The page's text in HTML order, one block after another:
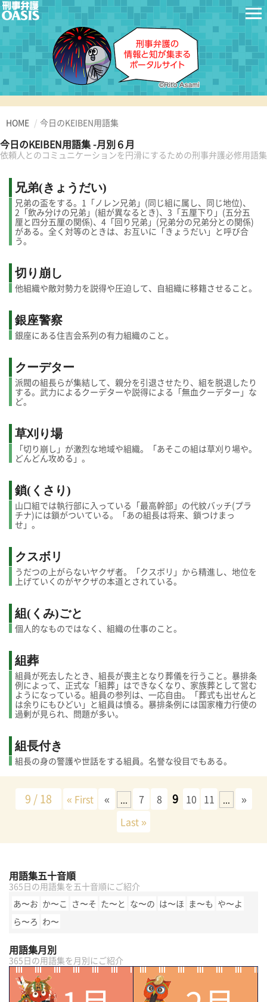
HOME 今日のKEIBEN用語集
今日のKEIBEN用語集 -月別６月
依頼人とのコミュニケーションを円滑にするための刑事弁護必修用語集
兄弟(きょうだい)
兄弟の盃をする。1「ノレン兄弟」(同じ組に属し、同じ地位)、
2「飲み分けの兄弟」(組が異なるとき)、3「五厘下り」(五分五
厘と四分五厘の関係)、4「回り兄弟」(兄弟分の兄弟分との関係)
がある。全く対等のときは、お互いに「きょうだい」と呼び合
う。
切り崩し
他組織や敵対勢力を説得や圧迫して、自組織に移籍させること。
銀座警察
銀座にある住吉会系列の有力組織のこと。
クーデター
派閥の組長らが集結して、親分を引退させたり、組を脱退したり
する。武力によるクーデターや説得による「無血クーデター」な
ど。
草刈り場
「切り崩し」が激烈な地域や組織。「あそこの組は草刈り場や。
どんどん攻める」。
鎖(くさり)
山口組では執行部に入っている「最高幹部」の代紋バッチ(プラ
チナ)には鎖がついている。「あの組長は将来、鎖つけまっ
せ」。
クスボリ
うだつの上がらないヤクザ者。「クスボリ」から精進し、地位を
上げていくのがヤクザの本道とされている。
組(くみ)ごと
個人的なものではなく、組織の仕事のこと。
組葬
組員が死去したとき、組長が喪主となり葬儀を行うこと。暴排条
例によって、正式な「組葬」はできなくなり、家族葬として営む
ようになっている。組員の参列は、一応自由。「葬式も出せんと
は余りにもひどい」と組員は憤る。暴排条例には国家権力行使の
過剰が見られ、問題が多い。
組長付き
組長の身の警護や世話をする組員。名誉な役目でもある。
9 / 18 « First « ... 7 8 9 10 11 ...
»
Last »
用語集五十音順
365日の用語集を五十音順にご紹介
あ〜お か〜こ さ〜そ た〜と な〜の は〜ほ ま〜も や〜よ
ら〜ろ わ〜
用語集月別
365日の用語集を月別にご紹介